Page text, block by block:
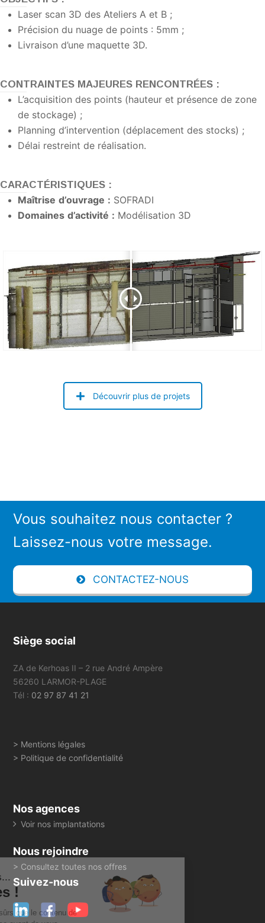
Laser scan 3D des Ateliers A et B ;
Précision du nuage de points : 5mm ;
Livraison d’une maquette 3D.
CONTRAINTES MAJEURES RENCONTRÉES :
L’acquisition des points (hauteur et présence de zone
de stockage) ;
Planning d’intervention (déplacement des stocks) ;
Délai restreint de réalisation.
CARACTÉRISTIQUES :
Maîtrise d’ouvrage : SOFRADI
Domaines d’activité : Modélisation 3D
Découvrir plus de projets
Vous souhaitez nous contacter ?
Laissez-nous votre message.
CONTACTEZ-NOUS
Siège social
ZA de Kerhoas II – 2 rue André Ampère
56260 LARMOR-PLAGE
Tél : 02 97 87 41 21
> Mentions légales
> Politique de confidentialité
Nos agences
Voir nos implantations
Nous rejoindre
> Consultez toutes nos offres
Suivez-nous
Salut c'est nous...
les Cookies !
On a attendu d'être sûrs que le contenu de